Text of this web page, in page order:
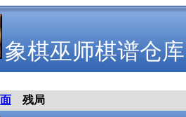
象棋巫师棋谱仓库
残局